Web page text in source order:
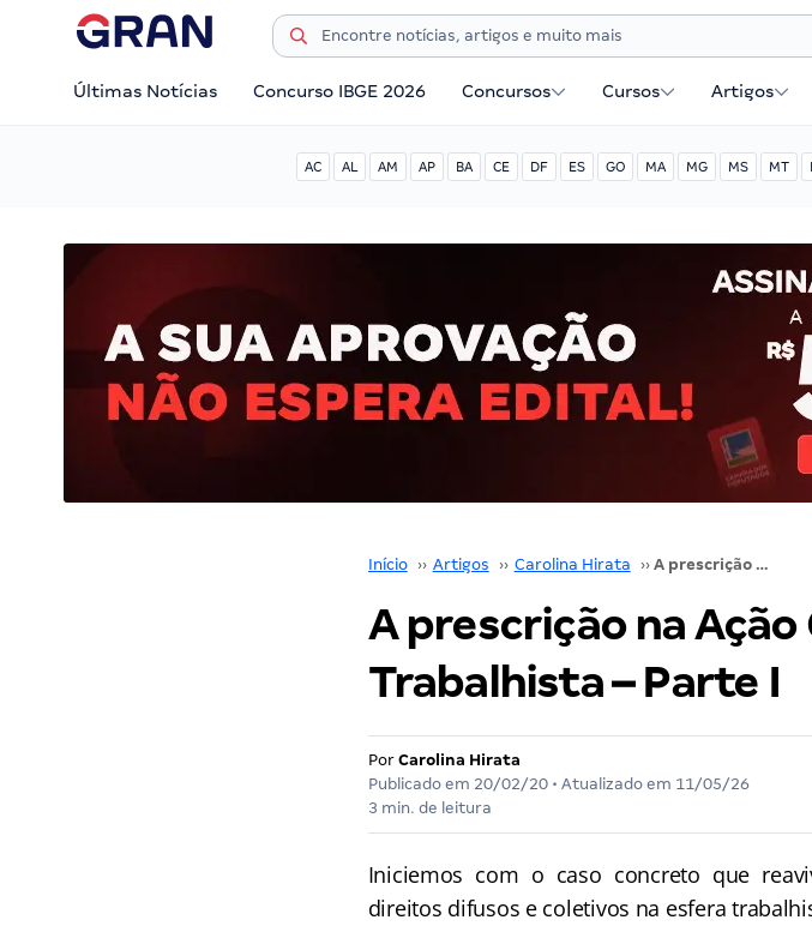
Últimas Notícias Concurso IBGE 2026 Concursos Cursos Artigos
AC AL AM AP BA CE DF ES GO MA MG MS MT
Início ›› Artigos ›› Carolina Hirata ›› A prescrição na Ação Civil Pública Trabalhista – Parte I
A prescrição na Ação
Trabalhista – Parte I
Por Carolina Hirata
Publicado em 20/02/20• Atualizado em 11/05/26
3 min. de leitura
Iniciemos com o caso concreto que
direitos difusos e coletivos na esfera